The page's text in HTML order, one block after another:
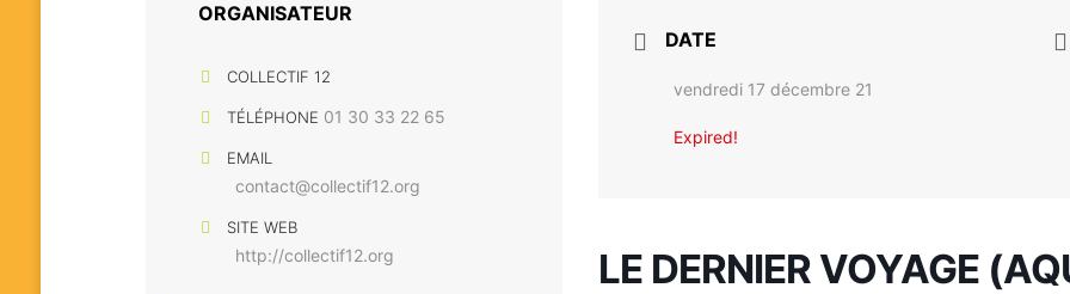
ORGANISATEUR
COLLECTIF 12
TÉLÉPHONE 01 30 33 22 65
EMAIL
contact@collectif12.org
SITE WEB
http://collectif12.org
DATE
vendredi 17 décembre 21
Expired!
LE DERNIER VOYAGE